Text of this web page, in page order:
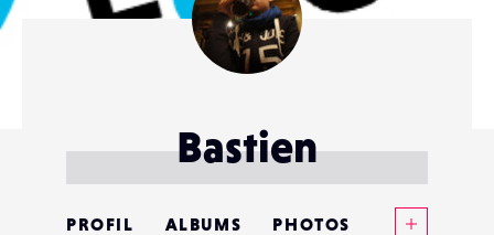
Bastien
PROFIL ALBUMS PHOTOS